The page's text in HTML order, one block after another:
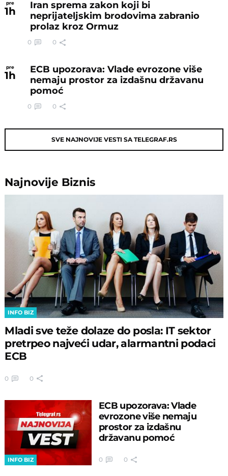
pre
1h
Iran sprema zakon koji bi
neprijateljskim brodovima zabranio
prolaz kroz Ormuz
0 0
pre
1h
ECB upozorava: Vlade evrozone više
nemaju prostor za izdašnu državanu
pomoć
0 0
SVE NAJNOVIJE VESTI SA TELEGRAF.RS
Najnovije Biznis
INFO BIZ
Mladi sve teže dolaze do posla: IT sektor
pretrpeo najveći udar, alarmantni podaci
ECB
0 0
INFO BIZ
ECB upozorava: Vlade
evrozone više nemaju
prostor za izdašnu
državanu pomoć
0 0